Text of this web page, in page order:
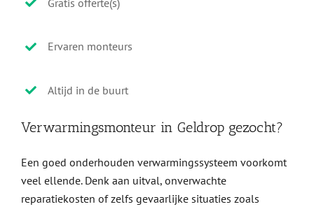
Ervaren monteurs
Altijd in de buurt
Verwarmingsmonteur in Geldrop gezocht?
Een goed onderhouden verwarmingssysteem voorkomt
veel ellende. Denk aan uitval, onverwachte
reparatiekosten of zelfs gevaarlijke situaties zoals